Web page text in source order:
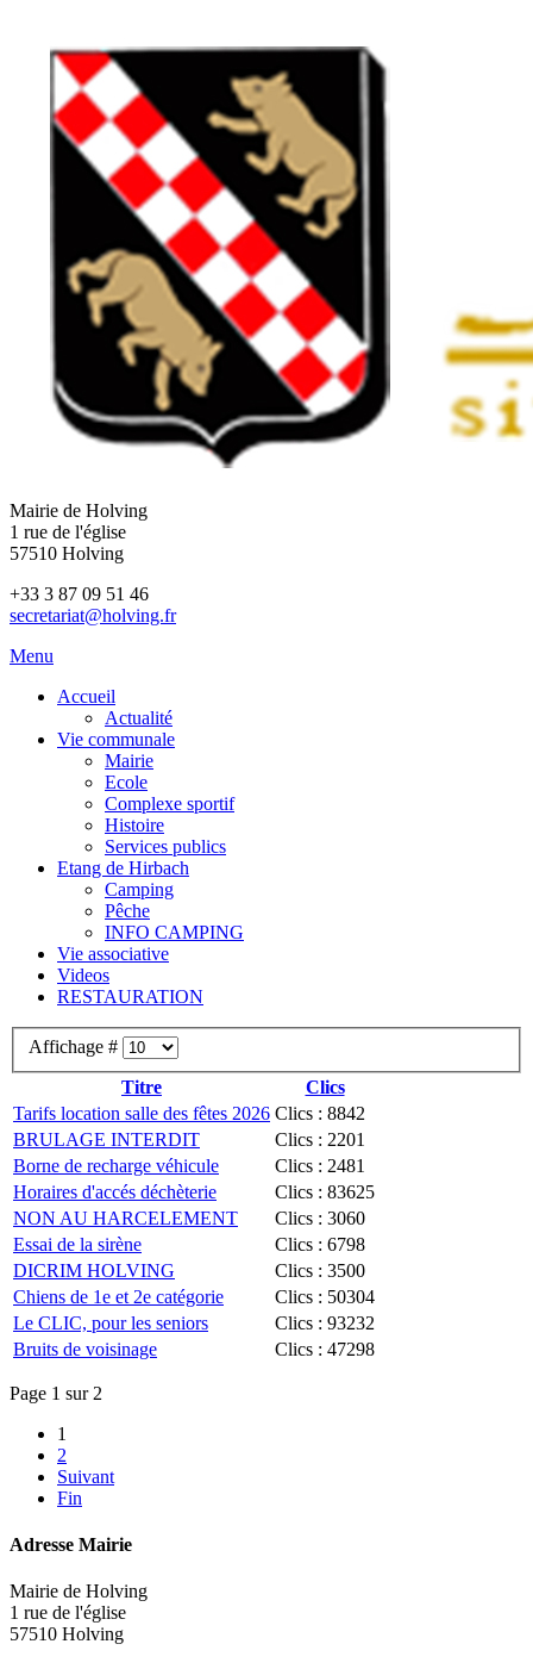
Mairie de Holving
1 rue de l'église
57510 Holving
+33 3 87 09 51 46
secretariat@holving.fr
Menu
Accueil
Actualité
Vie communale
Mairie
Ecole
Complexe sportif
Histoire
Services publics
Etang de Hirbach
Camping
Pêche
INFO CAMPING
Vie associative
Videos
RESTAURATION
Affichage #
Titre
Clics
Tarifs location salle des fêtes 2026 Clics : 8842
BRULAGE INTERDIT
Clics : 2201
Borne de recharge véhicule
Clics : 2481
Horaires d'accés déchèterie
Clics : 83625
NON AU HARCELEMENT
Clics : 3060
Essai de la sirène
Clics : 6798
DICRIM HOLVING
Clics : 3500
Chiens de 1e et 2e catégorie
Clics : 50304
Le CLIC, pour les seniors
Clics : 93232
Bruits de voisinage
Clics : 47298
Page 1 sur 2
1
2
Suivant
Fin
Adresse Mairie
Mairie de Holving
1 rue de l'église
57510 Holving